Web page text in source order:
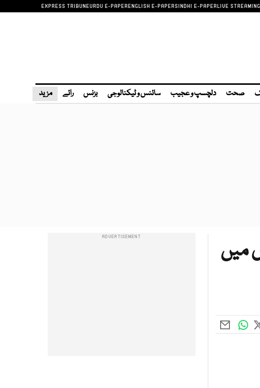
EXPRESS TRIBUNEURDU E-PAPERENGLISH E-PAPERSINDHI E-PAPERLIVE STREAMING
صحت دلچسپ و عجیب سائنس و ٹیکنالوجی بزنس رائے مزید
میں